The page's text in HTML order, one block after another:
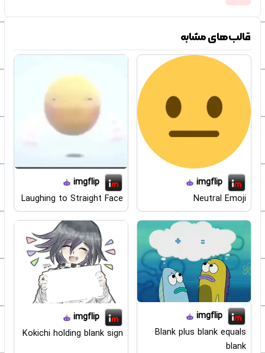
قالب‌های مشابه
imgflip
Neutral Emoji
imgflip
Laughing to Straight Face
imgflip
Blank plus blank equals
blank
imgflip
Kokichi holding blank sign